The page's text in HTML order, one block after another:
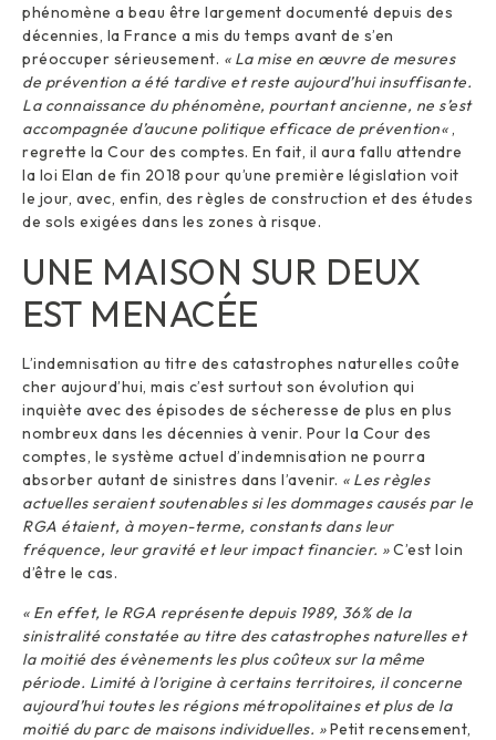
phénomène a beau être largement documenté depuis des
décennies, la France a mis du temps avant de s’en
préoccuper sérieusement. « La mise en œuvre de mesures
de prévention a été tardive et reste aujourd’hui insuffisante.
La connaissance du phénomène, pourtant ancienne, ne s’est
accompagnée d’aucune politique efficace de prévention«,
regrette la Cour des comptes. En fait, il aura fallu attendre
la loi Elan de fin 2018 pour qu’une première législation voit
le jour, avec, enfin, des règles de construction et des études
de sols exigées dans les zones à risque.
UNE MAISON SUR DEUX
EST MENACÉE
L’indemnisation au titre des catastrophes naturelles coûte
cher aujourd’hui, mais c’est surtout son évolution qui
inquiète avec des épisodes de sécheresse de plus en plus
nombreux dans les décennies à venir. Pour la Cour des
comptes, le système actuel d’indemnisation ne pourra
absorber autant de sinistres dans l’avenir. « Les règles
actuelles seraient soutenables si les dommages causés par le
RGA étaient, à moyen-terme, constants dans leur
fréquence, leur gravité et leur impact financier. »C’est loin
d’être le cas.
« En effet, le RGA représente depuis 1989, 36% de la
sinistralité constatée au titre des catastrophes naturelles et
la moitié des évènements les plus coûteux sur la même
période. Limité à l’origine à certains territoires, il concerne
aujourd’hui toutes les régions métropolitaines et plus de la
moitié du parc de maisons individuelles. »Petit recensement,